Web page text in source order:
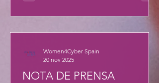
NOTA DE PRENSA
Women4Cyber Spain
20 nov 2025